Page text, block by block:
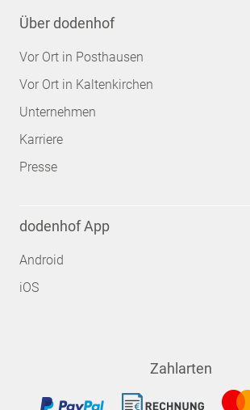
Über dodenhof
Vor Ort in Posthausen
Vor Ort in Kaltenkirchen
Unternehmen
Karriere
Presse
dodenhof App
Android
iOS
Zahlarten